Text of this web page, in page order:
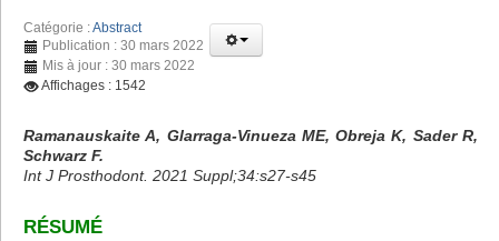
Catégorie :Abstract
Publication : 30 mars 2022
Mis à jour : 30 mars 2022
Affichages : 1542
Ramanauskaite A, Glarraga-Vinueza ME, Obreja K, Sader R,
Schwarz F.
Int J Prosthodont. 2021 Suppl;34:s27-s45
RÉSUMÉ